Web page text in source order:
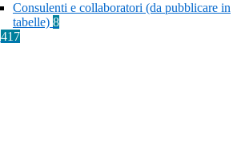
Consulenti e collaboratori (da pubblicare in
tabelle) 8
417